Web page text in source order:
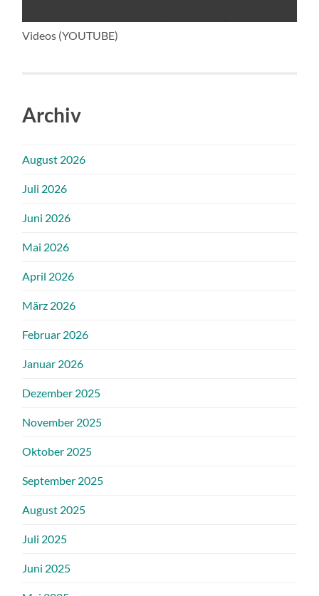
Videos (YOUTUBE)
Archiv
August 2026
Juli 2026
Juni 2026
Mai 2026
April 2026
März 2026
Februar 2026
Januar 2026
Dezember 2025
November 2025
Oktober 2025
September 2025
August 2025
Juli 2025
Juni 2025